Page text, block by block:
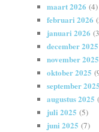
maart 2026 (4)
februari 2026
januari 2026
december 2025
november 2025
oktober 2025
september 2025
augustus 2025
juli 2025 (5)
juni 2025 (7)